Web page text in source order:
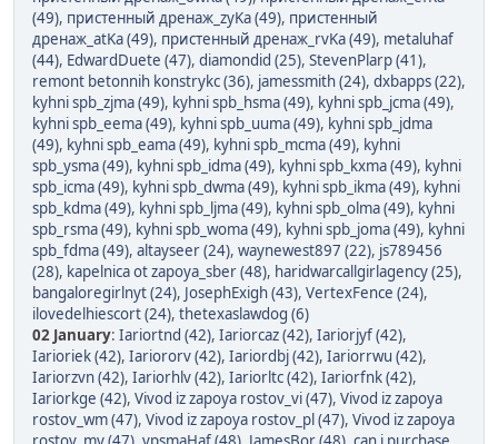
(49), пристенный дренаж_zyKa (49), пристенный
дренаж_atKa (49), пристенный дренаж_rvKa (49), metaluhaf
(44), EdwardDuete (47), diamondid (25), StevenPlarp (41),
remont betonnih konstrykc (36), jamessmith (24), dxbapps (22),
kyhni spb_zjma (49), kyhni spb_hsma (49), kyhni spb_jcma (49),
kyhni spb_eema (49), kyhni spb_uuma (49), kyhni spb_jdma
(49), kyhni spb_eama (49), kyhni spb_mcma (49), kyhni
spb_ysma (49), kyhni spb_idma (49), kyhni spb_kxma (49), kyhni
spb_icma (49), kyhni spb_dwma (49), kyhni spb_ikma (49), kyhni
spb_kdma (49), kyhni spb_ljma (49), kyhni spb_olma (49), kyhni
spb_rsma (49), kyhni spb_woma (49), kyhni spb_joma (49), kyhni
spb_fdma (49), altayseer (24), waynewest897 (22), js789456
(28), kapelnica ot zapoya_sber (48), haridwarcallgirlagency (25),
bangaloregirlnyt (24), JosephExigh (43), VertexFence (24),
ilovedelhiescort (24), thetexaslawdog (6)
02 January: Iariortnd (42), Iariorcaz (42), Iariorjyf (42),
Iarioriek (42), Iariororv (42), Iariordbj (42), Iariorrwu (42),
Iariorzvn (42), Iariorhlv (42), Iariorltc (42), Iariorfnk (42),
Iariorkge (42), Vivod iz zapoya rostov_vi (47), Vivod iz zapoya
rostov_wm (47), Vivod iz zapoya rostov_pl (47), Vivod iz zapoya